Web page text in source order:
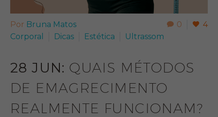
0 4
Por Bruna Matos
Corporal
Dicas Estética Ultrassom
28 JUN: QUAIS MÉTODOS
DE EMAGRECIMENTO
REALMENTE FUNCIONAM?